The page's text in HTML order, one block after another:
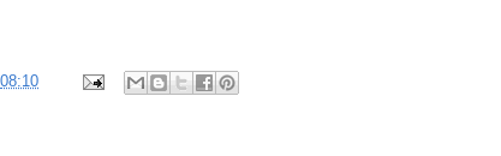
08:10